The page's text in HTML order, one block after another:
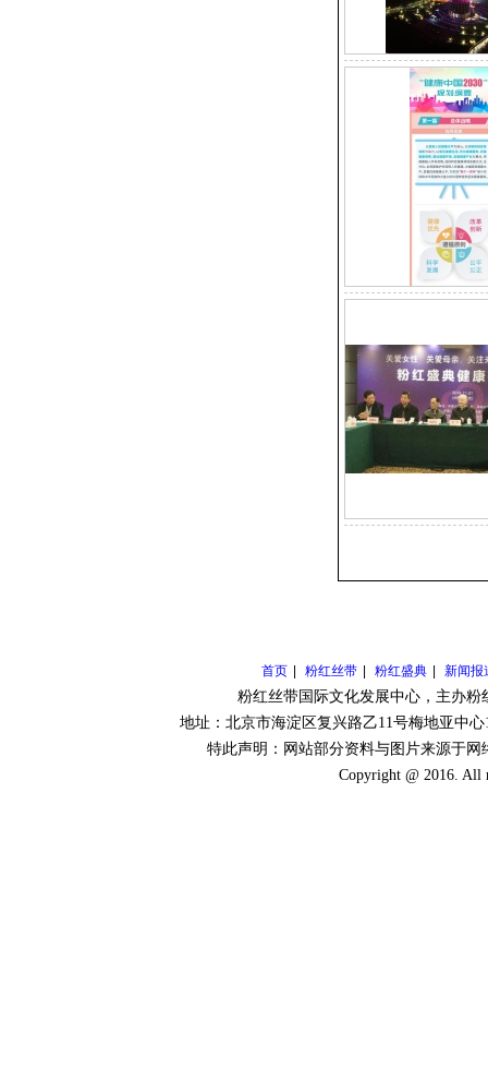
首页 粉红丝带 粉红盛典 新闻报
粉红丝带国际文化发展中心 ，主办
地址：北京市海淀区复兴路乙11号梅地亚中
特此声明：网站部分资料与图片来源于
Copyright @ 2016.